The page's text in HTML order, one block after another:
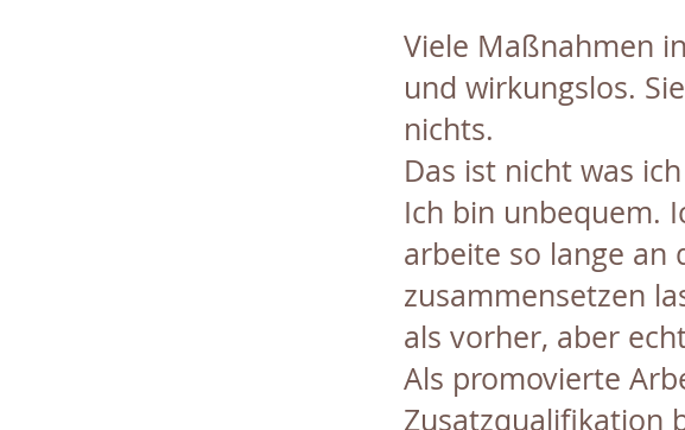
Viele Maßnahmen
und wirkungslos.
nichts.
Das ist nicht was
Ich bin unbequem.
arbeite so lange an
zusammensetzen
als vorher, aber
Als promovierte
Zusatzqualifikation